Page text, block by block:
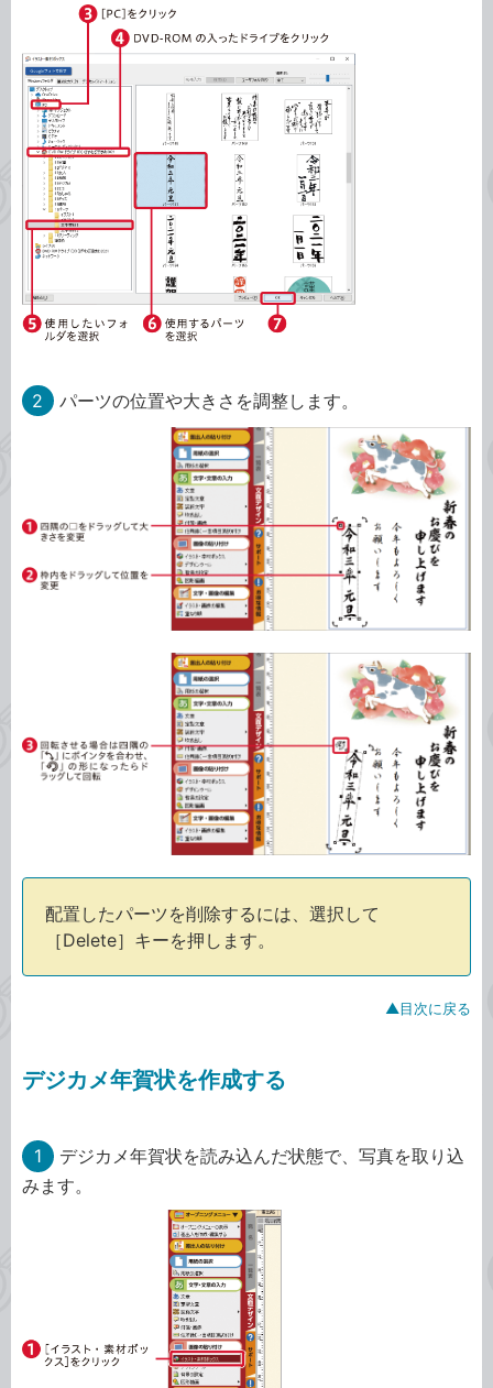
2 パーツの位置や大きさを調整します。
配置したパーツを削除するには、選択して
［Delete］キーを押します。
▲目次に戻る
デジカメ年賀状を作成する
1
デジカメ年賀状を読み込んだ状態で、写真を取り込
みます。